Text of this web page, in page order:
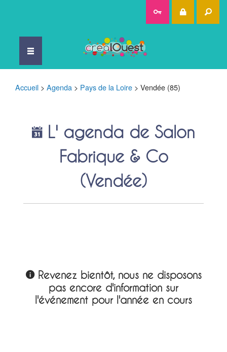
Accueil > Agenda > Pays de la Loire > Vendée (85)
L' agenda de Salon
Fabrique & Co
(Vendée)
Revenez bientôt, nous ne disposons
pas encore d'information sur
l'événement pour l'année en cours